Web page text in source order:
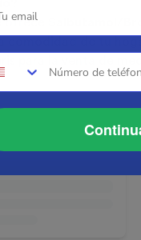
ofrece
comodidad de tu
para la venta de